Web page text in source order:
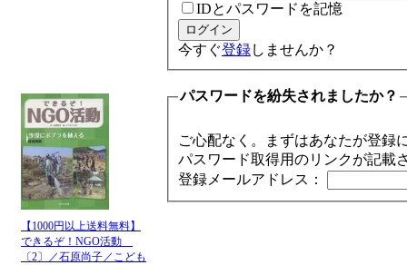
【1000円以上送料無料】
できるぞ！NGO活動
〔2〕／石原尚子／こども
IDとパスワードを記憶
今すぐ登録しませんか？
パスワードを紛失されましたか？
ご心配なく。まずはあなたが登録
パスワード取得用のリンクが記載
登録メールアドレス：